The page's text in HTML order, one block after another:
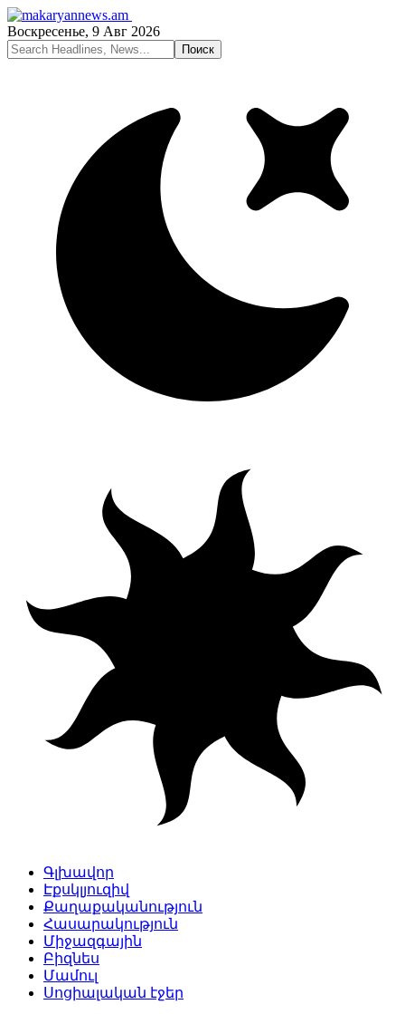
Воскресенье, 9 Авг 2026
Գլխավոր
Էքսկլյուզիվ
Քաղաքականություն
Հասարակություն
Միջազգային
Բիզնես
Մամուլ
Սոցիալական էջեր